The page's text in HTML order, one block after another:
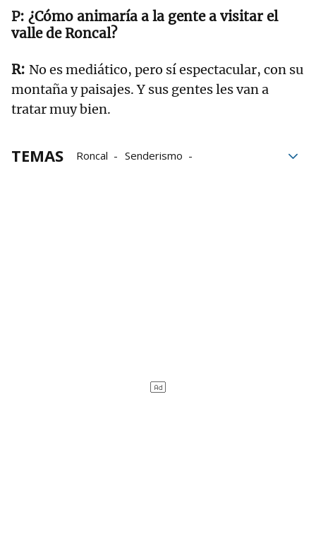
¿Cómo animaría a la gente a visitar el
valle de Roncal?
No es mediático, pero sí espectacular, con su
montaña y paisajes. Y sus gentes les van a
tratar muy bien.
TEMAS Roncal
Senderismo